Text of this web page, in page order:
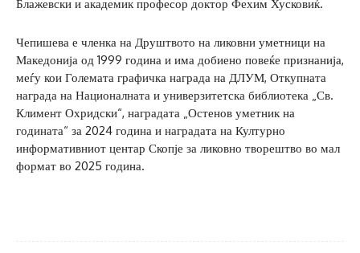
Блажевски и академик професор доктор Фехим Хусковиќ.
Чепишева е членка на Друштвото на ликовни уметници на
Македонија од 1999 година и има добиено повеќе признанија,
меѓу кои Големата графичка награда на ДЛУМ, Откупната
награда на Националната и универзитетска библиотека „Св.
Климент Охридски“, наградата „Остенов уметник на
годината“ за 2024 година и наградата на Културно
информативниот центар Скопје за ликовно творештво во мал
формат во 2025 година.